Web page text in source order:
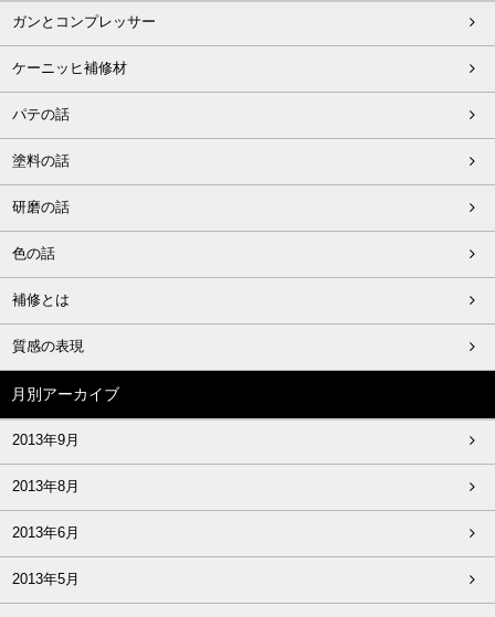
ガンとコンプレッサー
ケーニッヒ補修材
パテの話
塗料の話
研磨の話
色の話
補修とは
質感の表現
月別アーカイブ
2013年9月
2013年8月
2013年6月
2013年5月